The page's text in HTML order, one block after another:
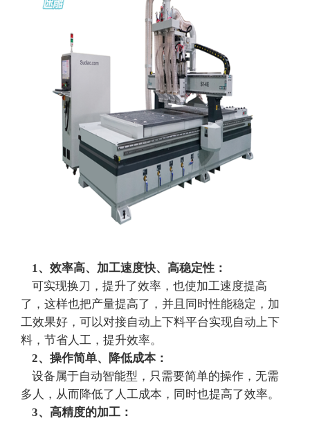
1、效率高、加工速度快、高稳定性：
可实现换刀，提升了效率，也使加工速度提高
了，这样也把产量提高了，并且同时性能稳定，加
工效果好，可以对接自动上下料平台实现自动上下
料，节省人工，提升效率。
2、操作简单、降低成本：
设备属于自动智能型，只需要简单的操作，无需
多人，从而降低了人工成本，同时也提高了效率。
3、高精度的加工：